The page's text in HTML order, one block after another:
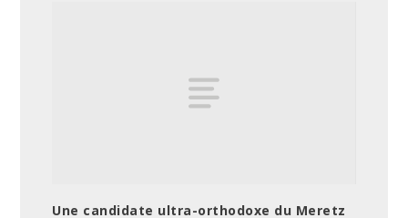
Une candidate ultra-orthodoxe du Meretz